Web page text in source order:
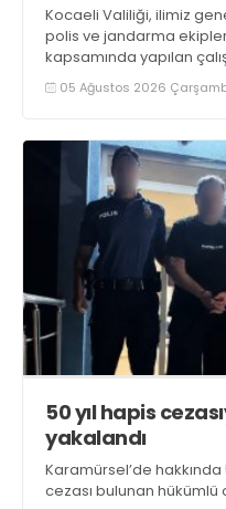
Kocaeli Valiliği, ilimiz
polis ve jandarma
kapsamında yapılan
Çalışmalar sonucunda
kullanan, ticaretini ve
05 Ağustos 2026
50 yıl hapis
yakalandı
Karamürsel’de
cezası bulunan hükümlü